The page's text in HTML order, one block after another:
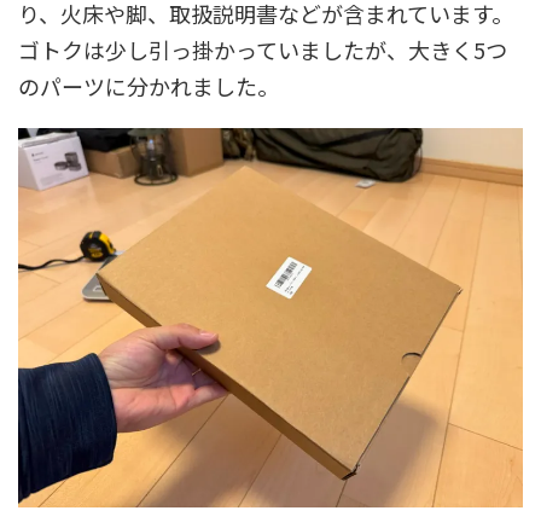
り、火床や脚、取扱説明書などが含まれています。
ゴトクは少し引っ掛かっていましたが、大きく5つ
のパーツに分かれました。